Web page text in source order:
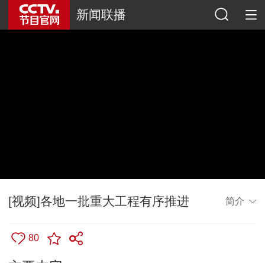
新闻联播
[视频]各地一批重大工程有序推进 简介
80